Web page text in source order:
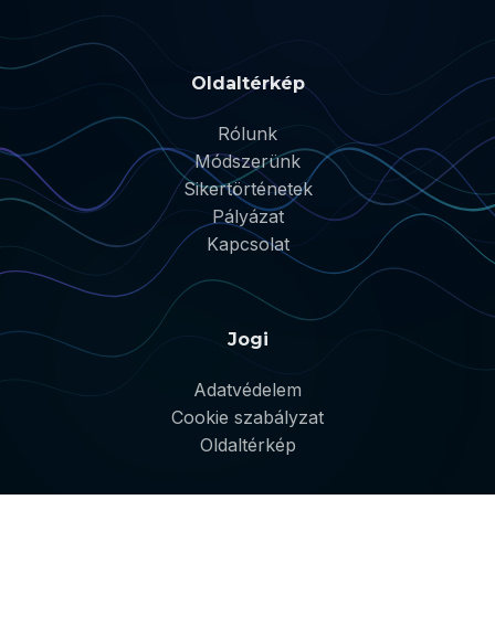
Oldaltérkép
Rólunk
Módszerünk
Sikertörténetek
Pályázat
Kapcsolat
Jogi
Adatvédelem
Cookie szabályzat
Oldaltérkép